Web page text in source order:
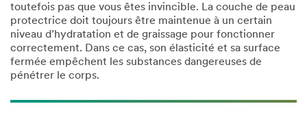
toutefois pas que vous êtes invincible. La couche de peau
protectrice doit toujours être maintenue à un certain
niveau d’hydratation et de graissage pour fonctionner
correctement. Dans ce cas, son élasticité et sa surface
fermée empêchent les substances dangereuses de
pénétrer le corps.